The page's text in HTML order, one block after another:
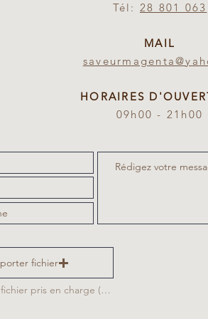
Tél: 28 801 063
MAIL
HORAIRES
09h00 - 21h00
fichier
Importez un fichier pris en charge (max. 15 Mo)